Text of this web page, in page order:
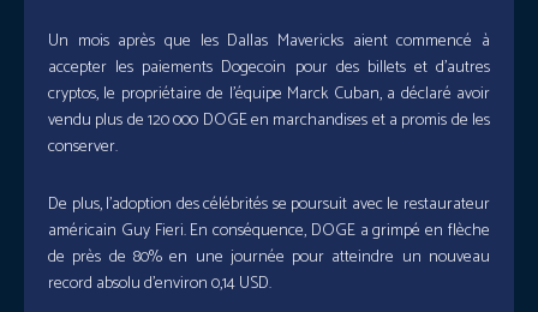
Un mois après que les Dallas Mavericks aient commencé à
accepter les paiements Dogecoin pour des billets et d’autres
cryptos, le propriétaire de l’équipe Marck Cuban, a déclaré avoir
vendu plus de 120 000 DOGE en marchandises et a promis de les
conserver.
De plus, l’adoption des célébrités se poursuit avec le restaurateur
américain Guy Fieri. En conséquence, DOGE a grimpé en flèche
de près de 80% en une journée pour atteindre un nouveau
record absolu d’environ 0,14 USD.